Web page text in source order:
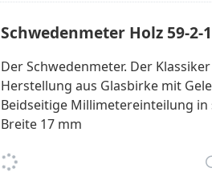
Schwedenmeter Holz 59-2-
Der Schwedenmeter. Der
Herstellung aus Glasbirke mit
Beidseitige Millimetereinteilung
Breite 17 mm